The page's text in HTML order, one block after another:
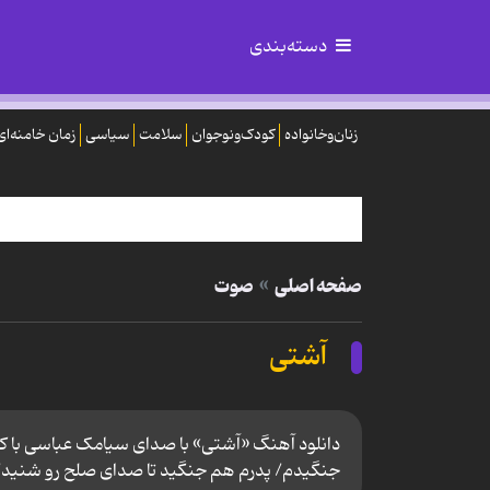
دسته‌بندی
زنان‌وخانواده کودک‌ونوجوان سلامت سیاسی زمان
صفحه اصلی صوت
آشتی
جنگیدم/ پدرم هم جنگید تا صدای صلح رو